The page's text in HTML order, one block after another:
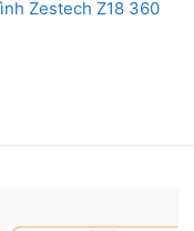
Zestech Z18 360